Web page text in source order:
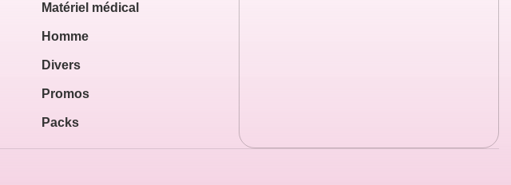
Matériel médical
Homme
Divers
Promos
Packs